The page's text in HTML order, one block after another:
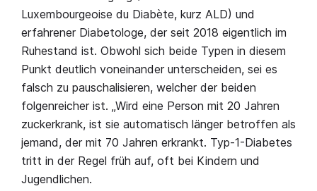
Luxembourgeoise du Diabète, kurz ALD) und
erfahrener Diabetologe, der seit 2018 eigentlich im
Ruhestand ist. Obwohl sich beide Typen in diesem
Punkt deutlich voneinander unterscheiden, sei es
falsch zu pauschalisieren, welcher der beiden
folgenreicher ist. „Wird eine Person mit 20 Jahren
zuckerkrank, ist sie automatisch länger betroffen als
jemand, der mit 70 Jahren erkrankt. Typ-1-Diabetes
tritt in der Regel früh auf, oft bei Kindern und
Jugendlichen.